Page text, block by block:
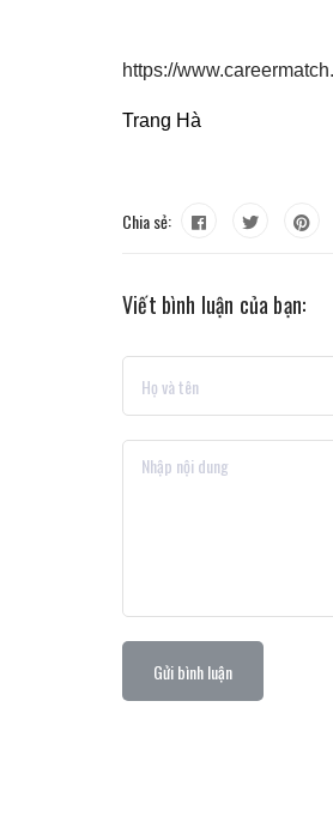
https://
Trang Hà
Chia sẻ:
Viết bình luận của bạn:
Gửi bình luận